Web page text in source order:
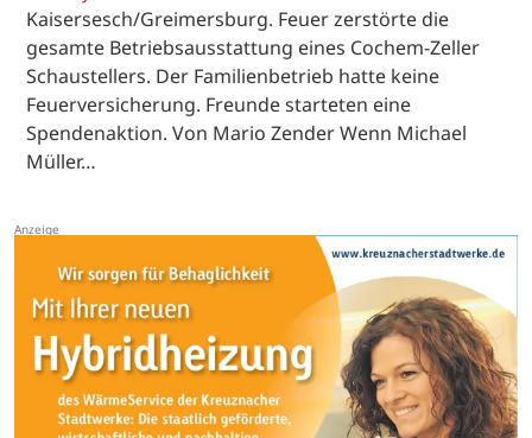
Kaisersesch/Greimersburg. Feuer zerstörte die
gesamte Betriebsausstattung eines Cochem-Zeller
Schaustellers. Der Familienbetrieb hatte keine
Feuerversicherung. Freunde starteten eine
Spendenaktion. Von Mario Zender Wenn Michael
Müller…